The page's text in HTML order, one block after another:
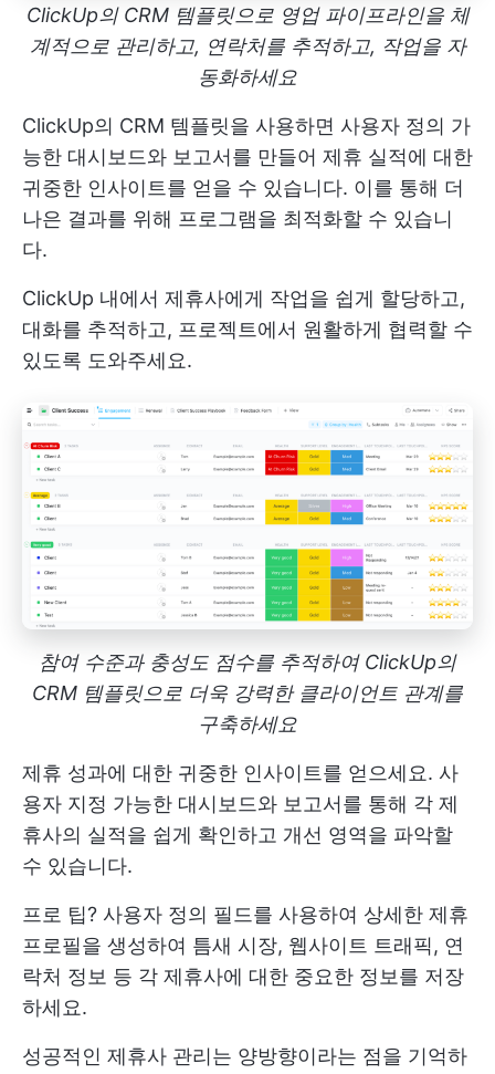
ClickUp의 CRM 템플릿으로 영업 파이프라인을 체
계적으로 관리하고, 연락처를 추적하고, 작업을 자
동화하세요
ClickUp의 CRM 템플릿을 사용하면 사용자 정의 가
능한 대시보드와 보고서를 만들어 제휴 실적에 대한
귀중한 인사이트를 얻을 수 있습니다. 이를 통해 더
나은 결과를 위해 프로그램을 최적화할 수 있습니
다.
ClickUp 내에서 제휴사에게 작업을 쉽게 할당하고,
대화를 추적하고, 프로젝트에서 원활하게 협력할 수
있도록 도와주세요.
참여 수준과 충성도 점수를 추적하여 ClickUp의
CRM 템플릿으로 더욱 강력한 클라이언트 관계를
구축하세요
제휴 성과에 대한 귀중한 인사이트를 얻으세요. 사
용자 지정 가능한 대시보드와 보고서를 통해 각 제
휴사의 실적을 쉽게 확인하고 개선 영역을 파악할
수 있습니다.
프로 팁? 사용자 정의 필드를 사용하여 상세한 제휴
프로필을 생성하여 틈새 시장, 웹사이트 트래픽, 연
락처 정보 등 각 제휴사에 대한 중요한 정보를 저장
하세요.
성공적인 제휴사 관리는 양방향이라는 점을 기억하